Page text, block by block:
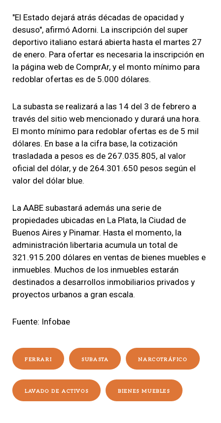
"El Estado dejará atrás décadas de opacidad y
desuso", afirmó Adorni. La inscripción del super
deportivo italiano estará abierta hasta el martes 27
de enero. Para ofertar es necesaria la inscripción en
la página web de ComprAr, y el monto mínimo para
redoblar ofertas es de 5.000 dólares.
La subasta se realizará a las 14 del 3 de febrero a
través del sitio web mencionado y durará una hora.
El monto mínimo para redoblar ofertas es de 5 mil
dólares. En base a la cifra base, la cotización
trasladada a pesos es de 267.035.805, al valor
oficial del dólar, y de 264.301.650 pesos según el
valor del dólar blue.
La AABE subastará además una serie de
propiedades ubicadas en La Plata, la Ciudad de
Buenos Aires y Pinamar. Hasta el momento, la
administración libertaria acumula un total de
321.915.200 dólares en ventas de bienes muebles e
inmuebles. Muchos de los inmuebles estarán
destinados a desarrollos inmobiliarios privados y
proyectos urbanos a gran escala.
Fuente: Infobae
FERRARI SUBASTA NARCOTRÁFICO
LAVADO DE ACTIVOS BIENES MUEBLES